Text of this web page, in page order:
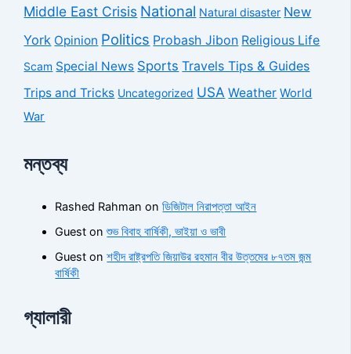
Middle East Crisis National Natural disaster New
York Opinion Politics Probash Jibon Religious Life
Scam Special News Sports Travels Tips & Guides
Trips and Tricks Uncategorized USA Weather World
War
মন্তব্য
Rashed Rahman onডিজিটাল নিরাপত্তা আইন
Guest onশুভ বিবাহ বার্ষিকী, ভাইয়া ও ভাবী
Guest onশহীদ রাষ্ট্রপতি জিয়াউর রহমান বীর উত্তমের ৮৭তম জন্ম
বার্ষিকী
গ্যালারী